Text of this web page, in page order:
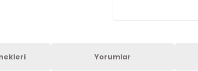
Yorumlar